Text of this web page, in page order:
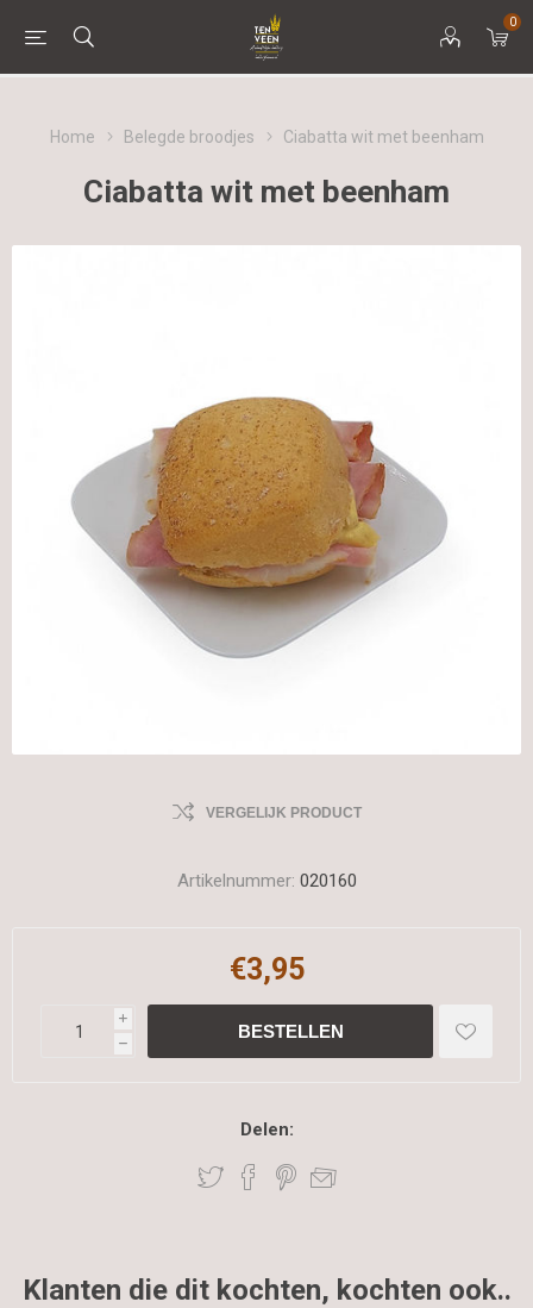
0
Home Belegde broodjes Ciabatta wit met beenham
Ciabatta wit met beenham
VERGELIJK PRODUCT
Artikelnummer: 020160
€3,95
i
h
Delen:
Klanten die dit kochten, kochten ook..